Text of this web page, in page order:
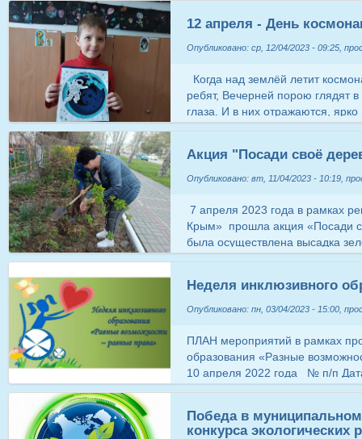
12 апреля - День
Опубликовано: ср, 12/04/2023 - 09:25,
Когда над землёй летит
ребят, Вечерней порою глядят
глаза. И в них отражаются,
полетят! 12 апреля в России
году на корабле «Восток»
космическим первопроходцем
детском саду различными
Акция "Посади своё
Опубликовано: вт, 11/04/2023 - 10:19,
7 апреля 2023 года в рамках
Крым» прошла акция «Посади
была осуществлена высадка
МБДОУ. В Акции участвовали:
проведения Акции Место
Количество посаженных
куста Гибискус – 2 куста
+79788188702 ​​​​​​​ ​​​​​​​ ​​​​​​​
Неделя инклюзивного
Опубликовано: пн, 03/04/2023 - 15:00,
ПЛАН мероприятий в рамках
образования «Разные
10 апреля 2022 года № п/п
1 03.04.2023 Понедельник
видеороликов, фильмов,
Победа в муниципальном
конкурса